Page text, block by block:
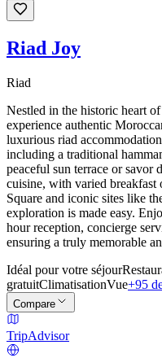
Riad Joy
Riad
Nestled in the historic heart
experience authentic
luxurious riad
including a traditional
peaceful sun terrace or savor
cuisine, with varied breakfast
Square and iconic sites like
exploration is made easy.
hour reception, concierge
ensuring a truly memorable
Idéal pour votre séjour
gratuitClimatisationVue+95
Compare
TripAdvisor